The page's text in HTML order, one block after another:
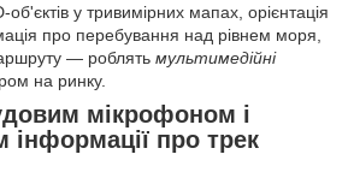
об'єктів у тривимірних мапах, орієнтація
про перебування над рівнем моря,
— роблять мультимедійні
на ринку.
мікрофоном і
інформації про трек